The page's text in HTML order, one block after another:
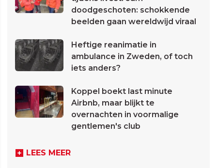
doodgeschoten: schokkende
beelden gaan wereldwijd viraal
Heftige reanimatie in
ambulance in Zweden, of toch
iets anders?
Koppel boekt last minute
Airbnb, maar blijkt te
overnachten in voormalige
gentlemen's club
LEES MEER